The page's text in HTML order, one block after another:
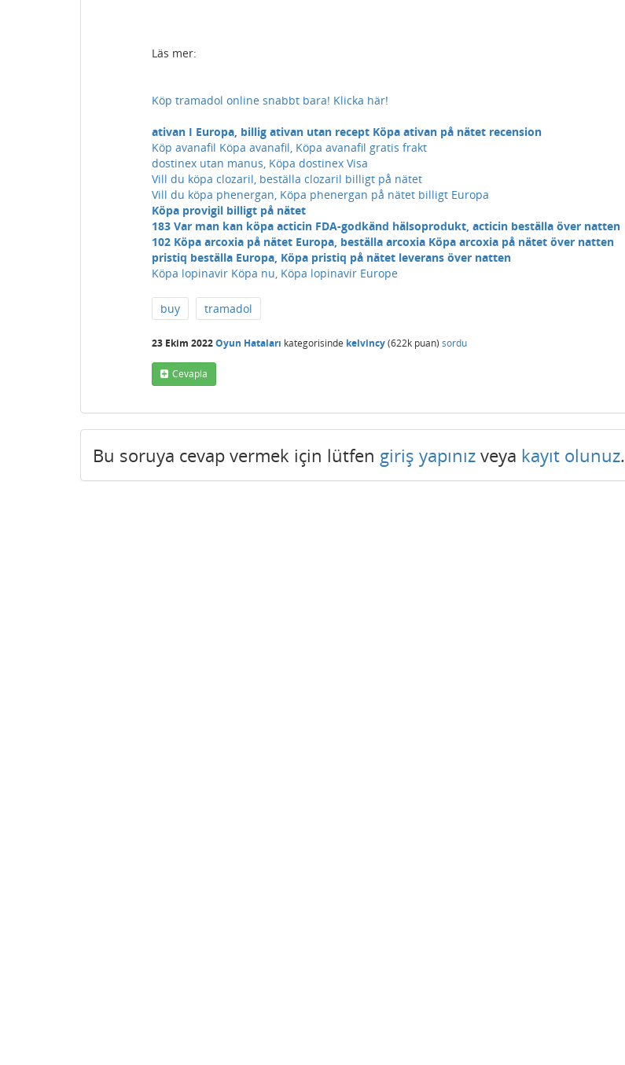
Läs mer:
Köp tramadol online snabbt bara! Klicka här!
ativan I Europa, billig ativan utan recept Köpa ativan på nätet recension
Köp avanafil Köpa avanafil, Köpa avanafil gratis frakt
dostinex utan manus, Köpa dostinex Visa
Vill du köpa clozaril, beställa clozaril billigt på nätet
Vill du köpa phenergan, Köpa phenergan på nätet billigt Europa
Köpa provigil billigt på nätet
183 Var man kan köpa acticin FDA-godkänd hälsoprodukt, acticin beställa över natten
102 Köpa arcoxia på nätet Europa, beställa arcoxia Köpa arcoxia på nätet över natten
pristiq beställa Europa, Köpa pristiq på nätet leverans över natten
Köpa lopinavir Köpa nu, Köpa lopinavir Europe
buy tramadol
23 Ekim 2022Oyun Hataları kategorisinde kelvincy(622k puan) sordu
Cevapla
Bu soruya cevap vermek için lütfen giriş yapınız veya kayıt olunuz.